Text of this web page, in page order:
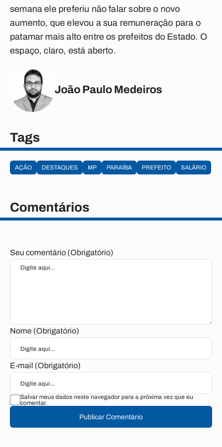
semana ele preferiu não falar sobre o novo
aumento, que elevou a sua remuneração para o
patamar mais alto entre os prefeitos do Estado. O
espaço, claro, está aberto.
João Paulo Medeiros
Tags
AÇÃO DESTAQUES MP PARAÍBA PREFEITO SALÁRIO
Comentários
Seu comentário (Obrigatório)
Nome (Obrigatório)
E-mail (Obrigatório)
Salvar meus dados neste navegador para a próxima vez que eu
comentar.
Publicar Comentário